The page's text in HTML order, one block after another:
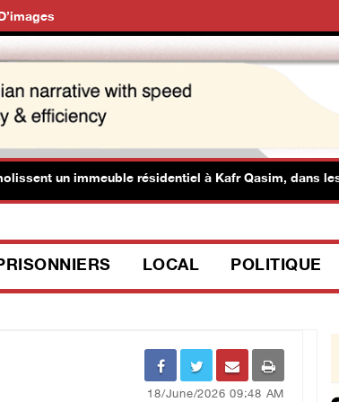
un immeuble résidentiel à Kafr Qasim, dans les
LOCAL POLITIQUE
18/June/2026 09:48 AM